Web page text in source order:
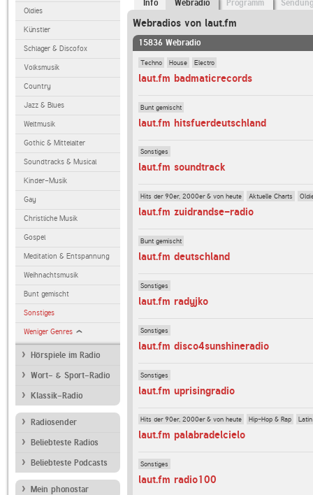
Oldies
Künstler
Schlager & Discofox
Volksmusik
Country
Jazz & Blues
Weltmusik
Gothic & Mittelalter
Soundtracks & Musical
Kinder-Musik
Gay
Christliche Musik
Gospel
Meditation & Entspannung
Weihnachtsmusik
Bunt gemischt
Sonstiges
Weniger Genres
Hörspiele im Radio
Wort- & Sport-Radio
Klassik-Radio
Radiosender
Beliebteste Radios
Beliebteste Podcasts
Mein phonostar
Info Webradio Programm
Webradios von laut.fm
15836 Webradio
Techno House Electro
laut.fm badmaticrecords
Bunt gemischt
laut.fm hitsfuerdeutschland
Sonstiges
laut.fm soundtrack
Hits der 90er, 2000er & von heute Aktuelle Charts
laut.fm zuidrandse-radio
Bunt gemischt
laut.fm deutschland
Sonstiges
laut.fm radyjko
Sonstiges
laut.fm disco4sunshineradio
Sonstiges
laut.fm uprisingradio
Hits der 90er, 2000er & von heute Hip-Hop & Rap Latin
laut.fm palabradelcielo
Sonstiges
laut.fm radio100